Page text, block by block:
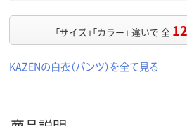
「サイズ」「カラー」 違いで 全 12
KAZENの白衣（パンツ）を全て見る